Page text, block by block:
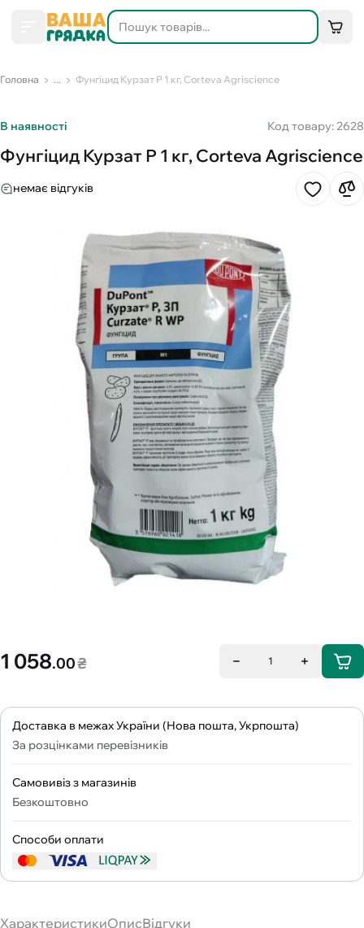
Головна ... Фунгіцид Курзат Р 1 кг, Corteva Agriscience
В наявності Код товару: 2628
Фунгіцид Курзат Р 1 кг, Corteva Agriscience
немає відгуків
1 058.00₴ 1
Доставка в межах України (Нова пошта, Укрпошта)
За розцінками перевізників
Самовивіз з магазинів
Безкоштовно
Способи оплати
ХарактеристикиОписВідгуки